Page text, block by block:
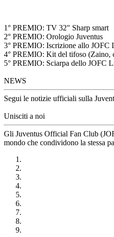
1° PREMIO: TV 32" Sharp smart
2° PREMIO: Orologio Juventus
3° PREMIO: Iscrizione allo JOFC
4° PREMIO: Kit del tifoso (Zaino,
5° PREMIO: Sciarpa dello JOFC
NEWS
Segui le notizie ufficiali sulla
Unisciti a noi
Gli Juventus Official Fan Club
mondo che condividono la stessa